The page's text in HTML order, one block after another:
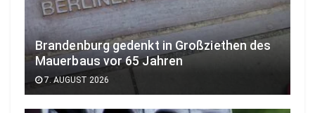
Brandenburg gedenkt in Großziethen des
Mauerbaus vor 65 Jahren
7. AUGUST 2026